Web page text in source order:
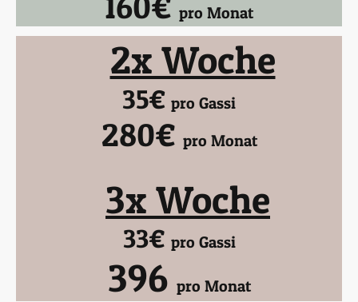
pro Monat
2x Woche
35€ pro Gassi
280€ pro Monat
3x Woche
33€ pro Gassi
396 pro Monat